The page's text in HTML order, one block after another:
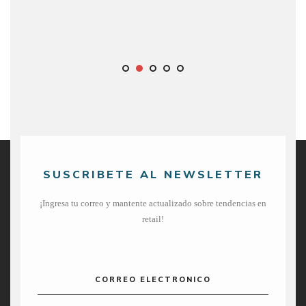
SUSCRIBETE AL NEWSLETTER
¡Ingresa tu correo y mantente actualizado sobre tendencias en
retail!
CORREO ELECTRONICO